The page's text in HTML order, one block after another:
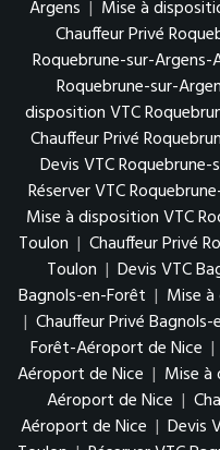
Argens | Mise à
Chauffeur Privé
Roquebrune-sur-
Roquebrune-sur-
disposition VTC
Chauffeur Privé
Devis VTC
Réserver VTC
Mise à disposition VTC
Toulon | Chauffeur Privé
Toulon | Devis VTC
Bagnols-en-Forêt | Mise
| Chauffeur Privé
Forêt-Aéroport de Nice |
Aéroport de Nice | Mise à
Aéroport de Nice |
Aéroport de Nice | Devis